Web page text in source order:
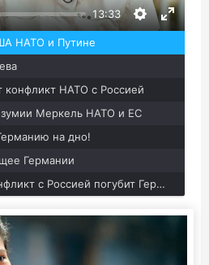
13:33
НАТО и Путине
конфликт НАТО с Россией
Меркель НАТО и ЕС
на дно!
Германии
Госпожа Меркель конфликт с Россией погубит Германию.